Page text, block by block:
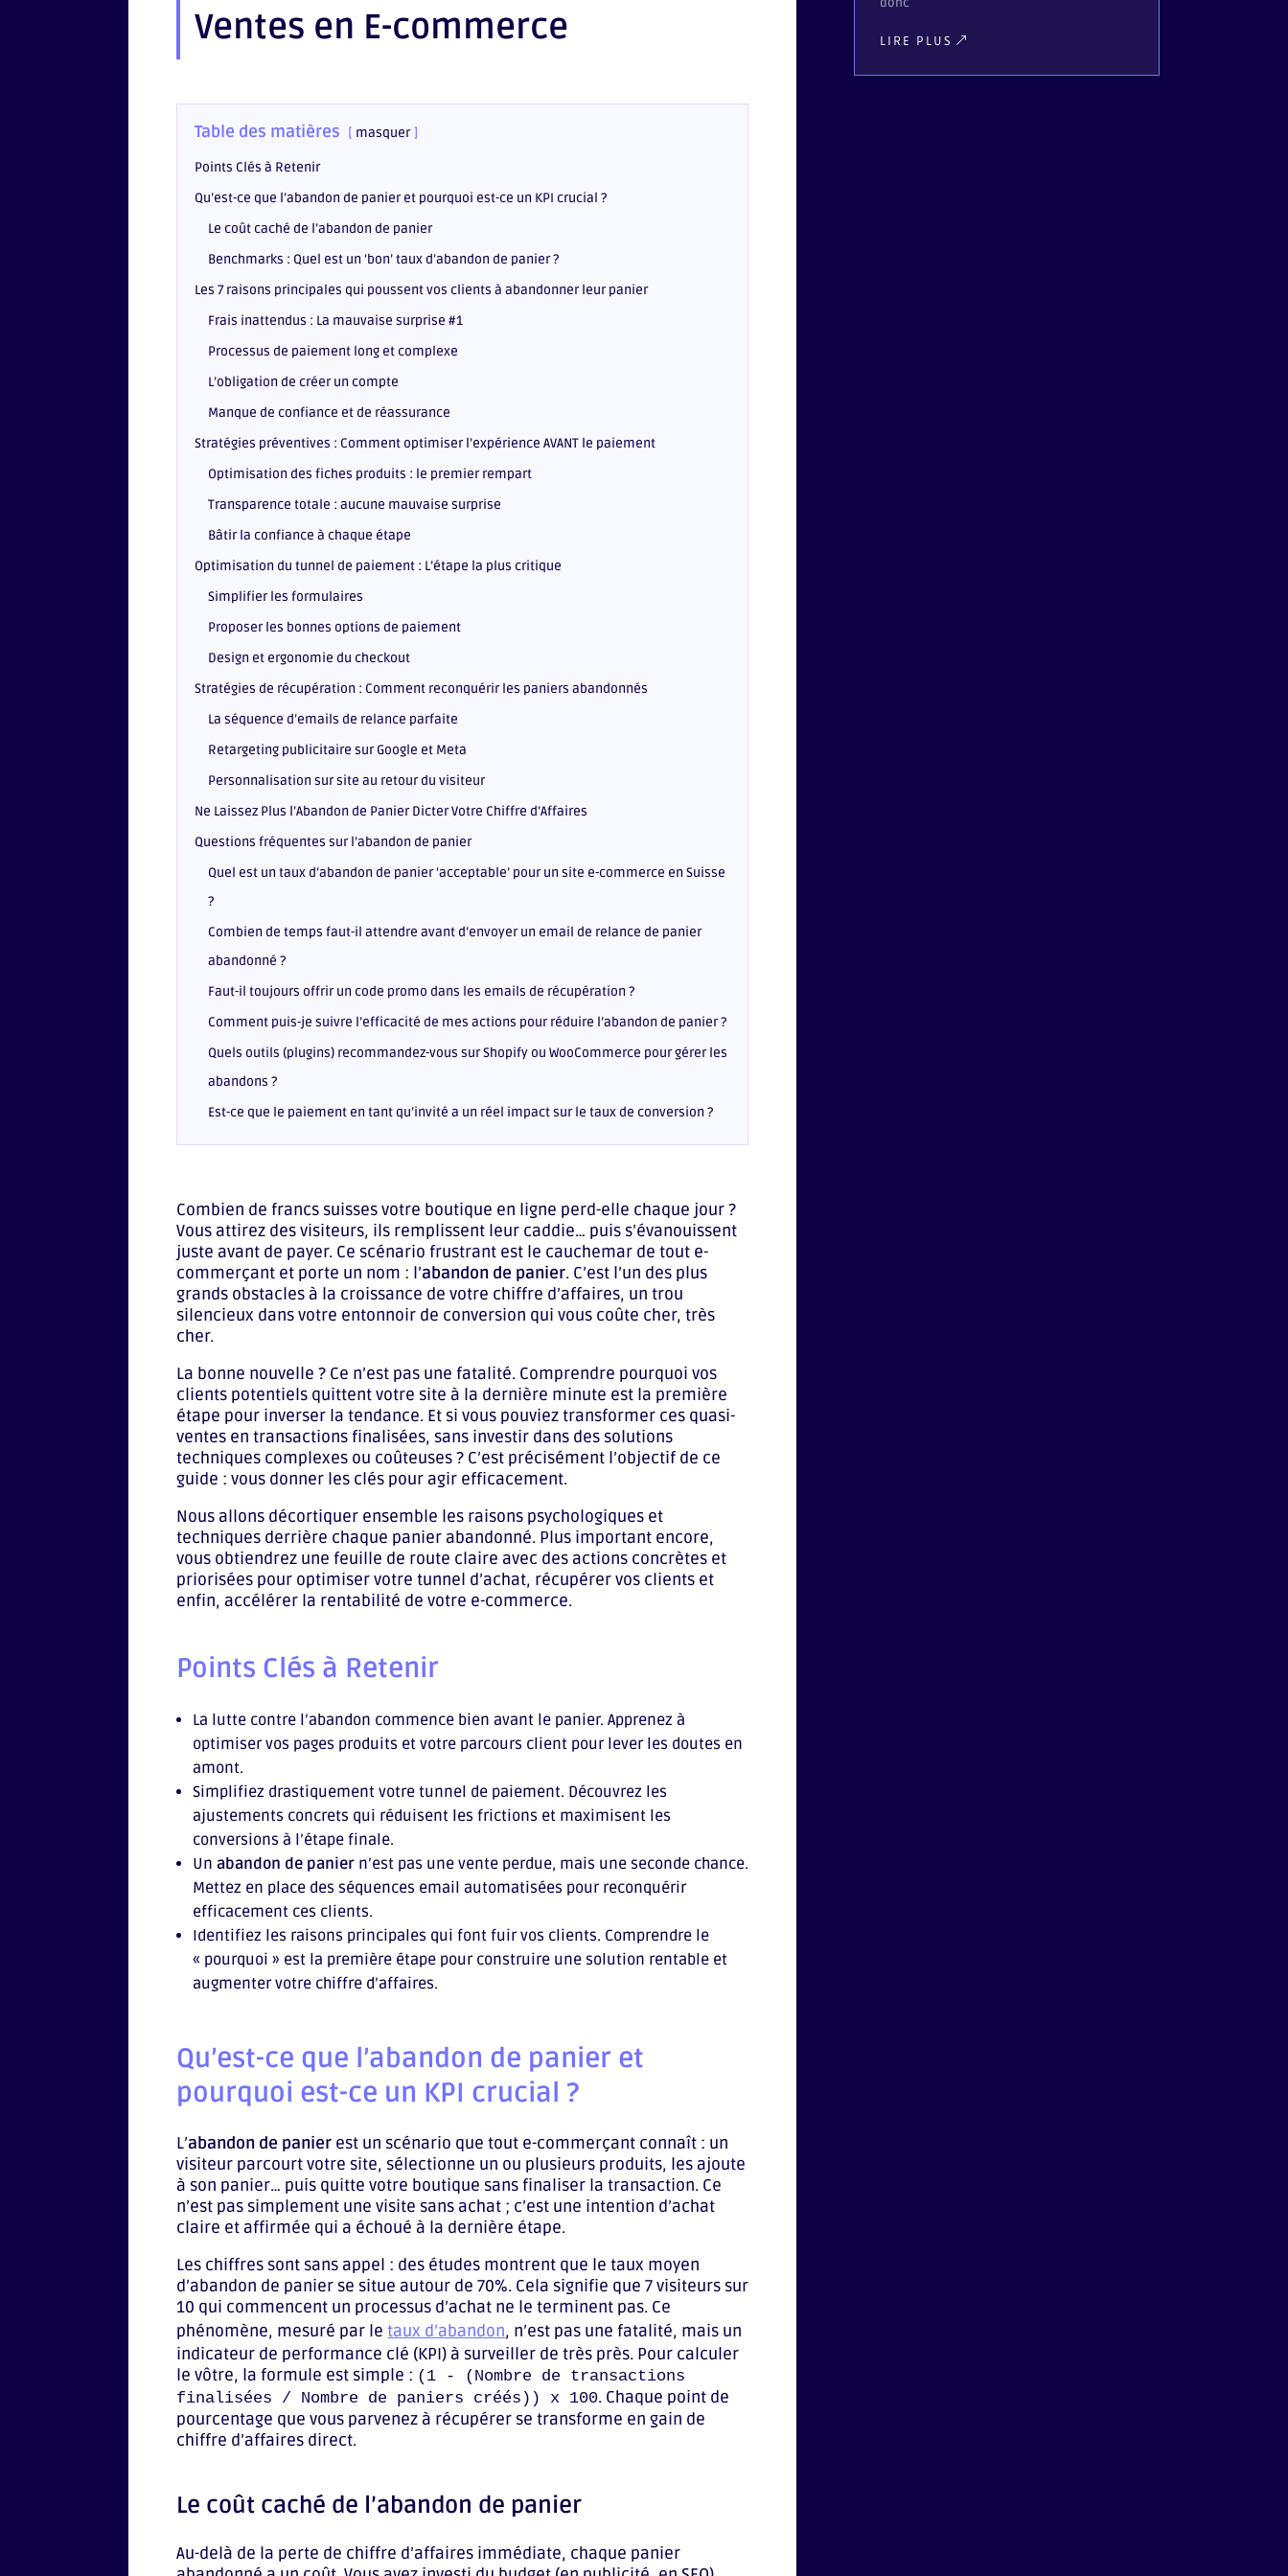
Ventes en E-commerce
Table des matières masquer
Points Clés à Retenir
Qu’est-ce que l’abandon de panier et pourquoi est-ce un KPI crucial ?
Le coût caché de l’abandon de panier
Benchmarks : Quel est un ‘bon’ taux d’abandon de panier ?
Les 7 raisons principales qui poussent vos clients à abandonner leur panier
Frais inattendus : La mauvaise surprise #1
Processus de paiement long et complexe
L’obligation de créer un compte
Manque de confiance et de réassurance
Stratégies préventives : Comment optimiser l’expérience AVANT le paiement
Optimisation des fiches produits : le premier rempart
Transparence totale : aucune mauvaise surprise
Bâtir la confiance à chaque étape
Optimisation du tunnel de paiement : L’étape la plus critique
Simplifier les formulaires
Proposer les bonnes options de paiement
Design et ergonomie du checkout
Stratégies de récupération : Comment reconquérir les paniers abandonnés
La séquence d’emails de relance parfaite
Retargeting publicitaire sur Google et Meta
Personnalisation sur site au retour du visiteur
Ne Laissez Plus l’Abandon de Panier Dicter Votre Chiffre d’Affaires
Questions fréquentes sur l’abandon de panier
Quel est un taux d’abandon de panier ‘acceptable’ pour un site e-commerce en Suisse
?
Combien de temps faut-il attendre avant d’envoyer un email de relance de panier
abandonné ?
Faut-il toujours offrir un code promo dans les emails de récupération ?
Comment puis-je suivre l’efficacité de mes actions pour réduire l’abandon de panier ?
Quels outils (plugins) recommandez-vous sur Shopify ou WooCommerce pour gérer les
abandons ?
Est-ce que le paiement en tant qu’invité a un réel impact sur le taux de conversion ?
Combien de francs suisses votre boutique en ligne perd-elle chaque jour ?
Vous attirez des visiteurs, ils remplissent leur caddie… puis s’évanouissent
juste avant de payer. Ce scénario frustrant est le cauchemar de tout e-
commerçant et porte un nom : l’abandon de panier. C’est l’un des plus
grands obstacles à la croissance de votre chiffre d’affaires, un trou
silencieux dans votre entonnoir de conversion qui vous coûte cher, très
cher.
La bonne nouvelle ? Ce n’est pas une fatalité. Comprendre pourquoi vos
clients potentiels quittent votre site à la dernière minute est la première
étape pour inverser la tendance. Et si vous pouviez transformer ces quasi-
ventes en transactions finalisées, sans investir dans des solutions
techniques complexes ou coûteuses ? C’est précisément l’objectif de ce
guide : vous donner les clés pour agir efficacement.
Nous allons décortiquer ensemble les raisons psychologiques et
techniques derrière chaque panier abandonné. Plus important encore,
vous obtiendrez une feuille de route claire avec des actions concrètes et
priorisées pour optimiser votre tunnel d’achat, récupérer vos clients et
enfin, accélérer la rentabilité de votre e-commerce.
Points Clés à Retenir
La lutte contre l’abandon commence bien avant le panier. Apprenez à
optimiser vos pages produits et votre parcours client pour lever les doutes en
amont.
Simplifiez drastiquement votre tunnel de paiement. Découvrez les
ajustements concrets qui réduisent les frictions et maximisent les
conversions à l’étape finale.
Unabandon de panier n’est pas une vente perdue, mais une seconde chance.
Mettez en place des séquences email automatisées pour reconquérir
efficacement ces clients.
Identifiez les raisons principales qui font fuir vos clients. Comprendre le
« pourquoi » est la première étape pour construire une solution rentable et
augmenter votre chiffre d’affaires.
Qu’est-ce que l’abandon de panier et
pourquoi est-ce un KPI crucial ?
L’abandon de panier est un scénario que tout e-commerçant connaît : un
visiteur parcourt votre site, sélectionne un ou plusieurs produits, les ajoute
à son panier… puis quitte votre boutique sans finaliser la transaction. Ce
n’est pas simplement une visite sans achat ; c’est une intention d’achat
claire et affirmée qui a échoué à la dernière étape.
Les chiffres sont sans appel : des études montrent que le taux moyen
d’abandon de panier se situe autour de 70%. Cela signifie que 7 visiteurs sur
10 qui commencent un processus d’achat ne le terminent pas. Ce
phénomène, mesuré par letaux d’abandon, n’est pas une fatalité, mais un
indicateur de performance clé (KPI) à surveiller de très près. Pour calculer
le vôtre, la formule est simple : (1 - (Nombre de transactions
finalisées / Nombre de paniers créés)) x 100. Chaque point de
pourcentage que vous parvenez à récupérer se transforme en gain de
chiffre d’affaires direct.
Le coût caché de l’abandon de panier
Au-delà de la perte de chiffre d’affaires immédiate, chaque panier
LIRE PLUS